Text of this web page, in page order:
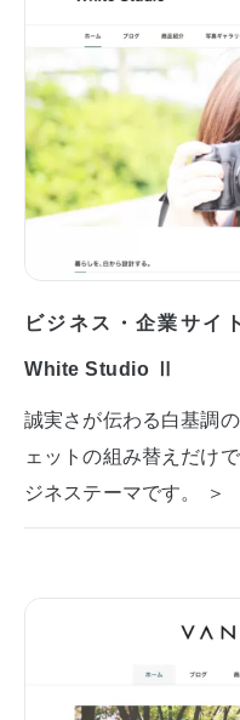
ビジネス・企業サイト
White Studio Ⅱ
誠実さが伝わる白基調
ェットの組み替えだけ
ジネステーマです。 ＞